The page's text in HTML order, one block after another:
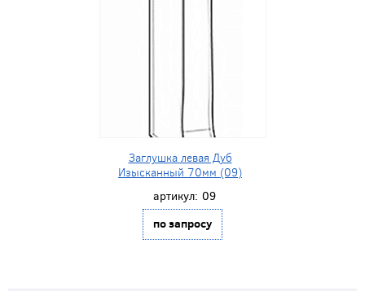
Заглушка левая Дуб
Изысканный 70мм (09)
артикул: 09
по запросу